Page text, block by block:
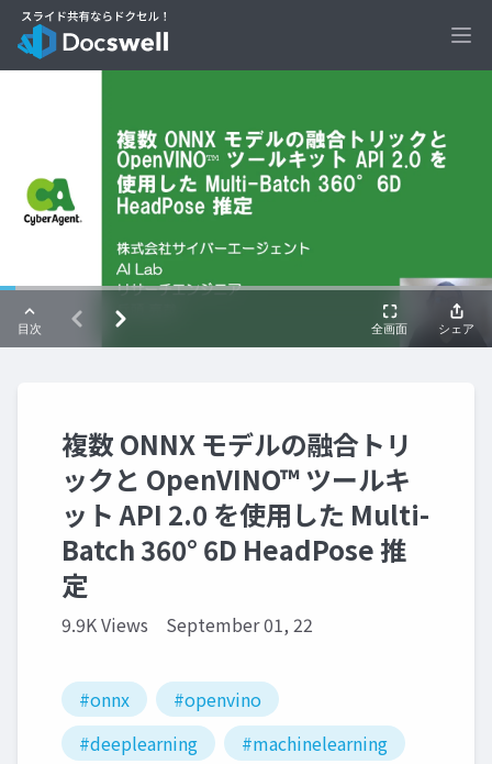
複数 ONNX モデルの融合トリ
ックと OpenVINO™ ツールキ
ット API 2.0 を使用した Multi-
Batch 360° 6D HeadPose 推
定
9.9K Views September 01, 22
#onnx
#openvino
#deeplearning
#machinelearning